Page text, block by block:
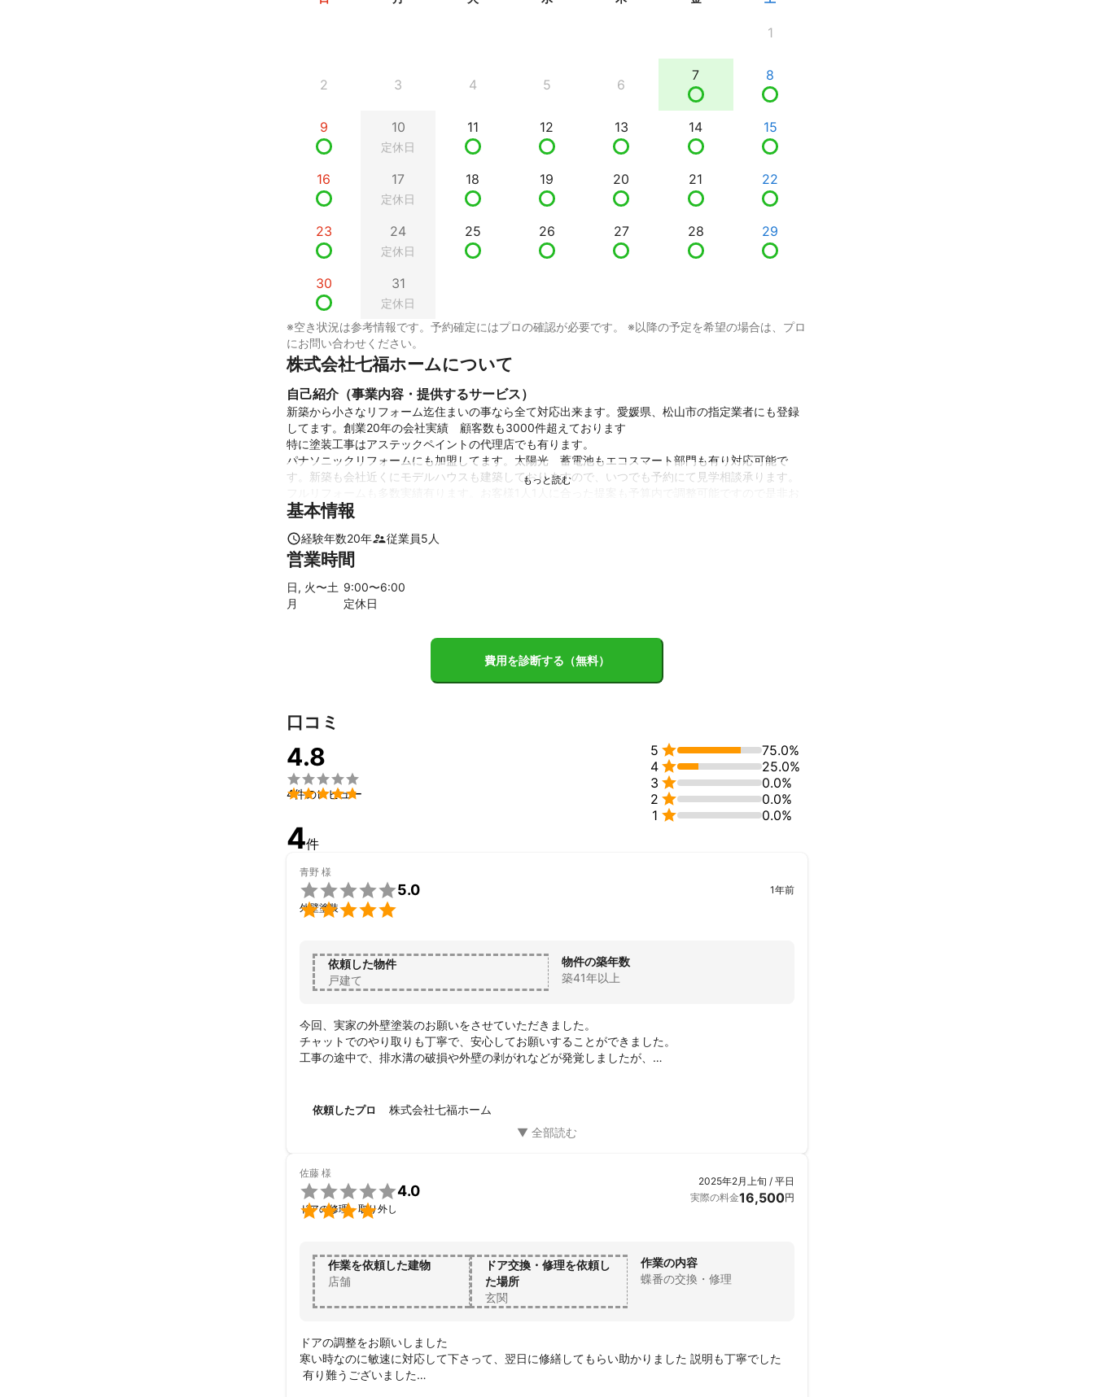
1
2 3 4 5 6
7 8
9 10
定休日
11 12 13 14 15
16 17
定休日
18 19 20 21 22
23 24
定休日
25 26 27 28 29
30 31
定休日
※空き状況は参考情報です。予約確定にはプロの確認が必要です。 ※以降の予定を希望の場合は、プロ
にお問い合わせください。
株式会社七福ホームについて
自己紹介（事業内容・提供するサービス）
新築から小さなリフォーム迄住まいの事なら全て対応出来ます。愛媛県、松山市の指定業者にも登録
してます。創業20年の会社実績　顧客数も3000件超えております
特に塗装工事はアステックペイントの代理店でも有ります。
パナソニックリフォームにも加盟してます。太陽光　蓄電池もエコスマート部門も有り対応可能で
す。新築も会社近くにモデルハウスも建築しておりますので、いつでも予約にて見学相談承ります。
問い合わせ下さい。見積もり相談無料です。リフォームローンも取り扱い有ります。宜しくお願いし
アピールポイント
お客様に寄り添った家作り
基本情報
経験年数20年 従業員5 人
営業時間
日, 火〜土 9:00〜6:00
月
定休日
費用を診断する（無料）
口コミ
4.8


4件のレビュー
5 
75.0%
4 
25.0%
3 
0.0%
2 
0.0%
1  0.0%
4件
青野 様


5.0
外壁塗装
1年前
依頼した物件
戸建て
物件の築年数
築41年以上
今回、実家の外壁塗装のお願いをさせていただきました。
チャットでのやり取りも丁寧で、安心してお願いすることができました。
工事の途中で、排水溝の破損や外壁の剥がれなどが発覚しましたが、
依頼したプロ 株式会社七福ホーム
佐藤 様


4.0
ドアの修理・取り外し
2025年2月上旬 / 平日
実際の料金16,500円
作業を依頼した建物
店舗
ドア交換・修理を依頼し
た場所
玄関
作業の内容
蝶番の交換・修理
ドアの調整をお願いしました
寒い時なのに敏速に対応して下さって、翌日に修繕してもらい助かりました 説明も丁寧でした
有り難うございました